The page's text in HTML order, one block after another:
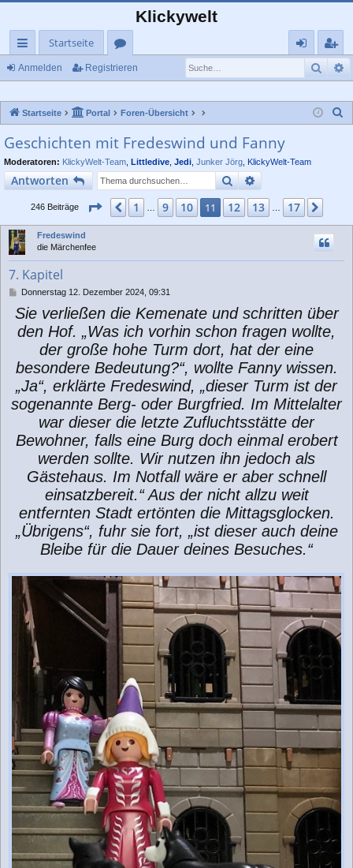
Klickywelt
ch
llz
ug
rif
f
Startseite
or
n
eg
rie
Anmelden Registrieren
Startseite Portal Foren-Übersicht
Geschichten mit Fredeswind und Fanny
Moderatoren: KlickyWelt-Team Littledive Jedi Junker Jörg KlickyWelt-Team
Antworten SucheErweiterte Suche
246 Beiträge Seite11 von17
Vorherige
1 9 10 11 12 13 17
Fredeswind
die Märchenfee
7. Kapitel
B
i
t
r
g
Donnerstag 12. Dezember 2024, 09:31
Sie verließen die Kemenate und schritten über
den Hof. „Was ich vorhin schon fragen wollte,
der große hohe Turm dort, hat der eine
besondere Bedeutung?“, wollte Fanny wissen.
„Ja“, erklärte Fredeswind, „dieser Turm ist der
sogenannte Berg- oder Burgfried. Im Mittelalter
war dieser die letzte Zufluchtsstätte der
Bewohner, falls eine Burg doch einmal erobert
werden sollte. Wir nutzen ihn jedoch als
Gästehaus. Im Notfall wäre er aber schnell
einsatzbereit.“ Aus der nicht allzu weit
entfernten Stadt ertönten die Mittagsglocken.
„Übrigens“, fuhr sie fort, „ist dieser auch deine
Bleibe für die Dauer deines Besuches.“